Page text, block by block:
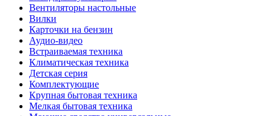
Вентиляторы настольные
Вилки
Карточки на бензин
Аудио-видео
Встраиваемая техника
Климатическая техника
Детская серия
Комплектующие
Крупная бытовая техника
Мелкая бытовая техника